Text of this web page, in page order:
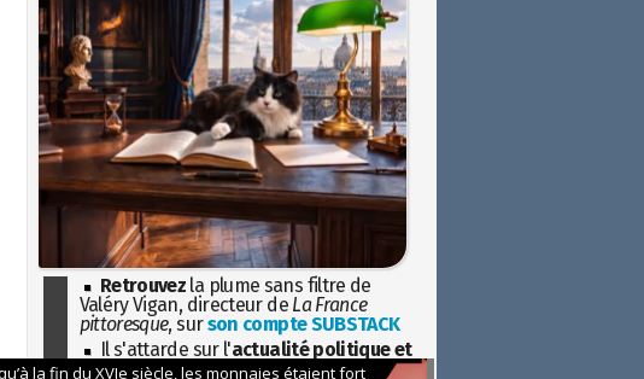
Retrouvez la plume sans filtre de
Valéry Vigan, directeur de La France
pittoresque, surson compte SUBSTACK
Il s'attarde sur l'actualité politique et
sociétaleavec la hauteur de vue de